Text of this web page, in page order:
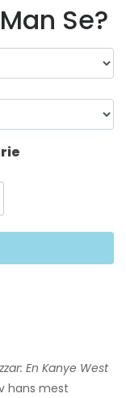
Se?
En Kanye West
hans mest